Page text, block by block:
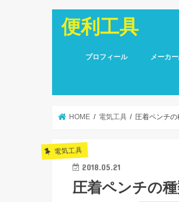
便利工具
プロフィール メーカ
HOME 電気工具 圧着ペンチ
電気工具
2018.05.21
圧着ペンチの